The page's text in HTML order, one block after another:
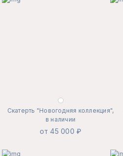
Скатерть "Новогодняя коллекция",
в наличии
от 45 000 ₽